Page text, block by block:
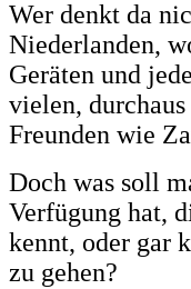
Wer denkt da
Niederlanden,
Geräten und
vielen,
Freunden wie
Doch was soll
Verfügung hat,
kennt, oder gar
zu gehen?